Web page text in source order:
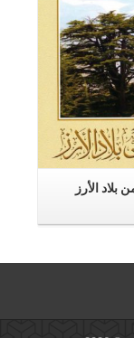
الأرز